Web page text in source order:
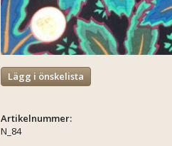
Lägg i önskelista
Artikelnummer:
N_84